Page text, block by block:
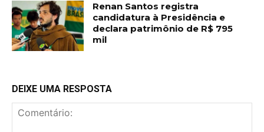
Renan Santos registra
candidatura à Presidência e
declara patrimônio de R$ 795
mil
DEIXE UMA RESPOSTA